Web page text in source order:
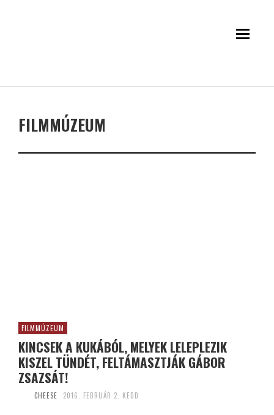
FILMMÚZEUM
FILMMÚZEUM
KINCSEK A KUKÁBÓL, MELYEK LELEPLEZIK
KISZEL TÜNDÉT, FELTÁMASZTJÁK GÁBOR
ZSAZSÁT!
CHEESE 2016. FEBRUÁR 2. KEDD